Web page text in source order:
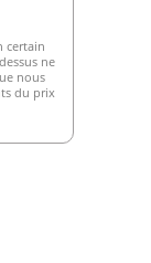
certain
ne
nous
du prix